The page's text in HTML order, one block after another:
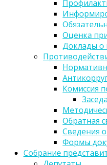
Оценка
Доклады о
Комиссия
Обратная
Сведения
Формы
Собрание